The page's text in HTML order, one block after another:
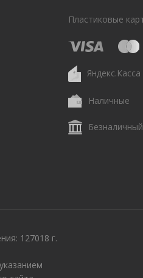
Пластиковые
Яндекс.Касса
Наличные
127018 г.